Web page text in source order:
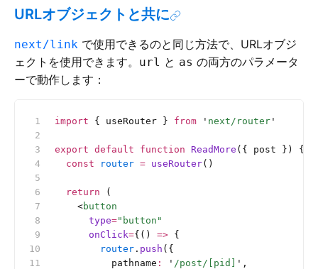
URLオブジェクトと共に
next/link で使用できるのと同じ方法で、URLオブジ
ェクトを使用できます。 url と as の両方のパラメータ
ーで動作します：
import { useRouter } from ' next/router '
export default function ReadMore ({ post }) {
  const
router = useRouter()
  return
(
    <
button
      type
="button"
      onClick
={() => {
        router
. push ({
          pathname
: ' /post/[pid] ' ,